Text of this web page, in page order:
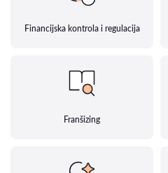
Financijska kontrola i regulacija
Franšizing